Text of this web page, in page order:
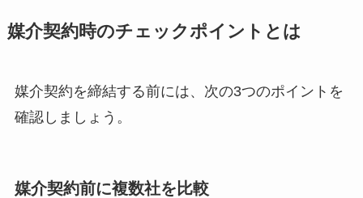
媒介契約時のチェックポイントとは
媒介契約を締結する前には、次の3つのポイントを
確認しましょう。
媒介契約前に複数社を比較